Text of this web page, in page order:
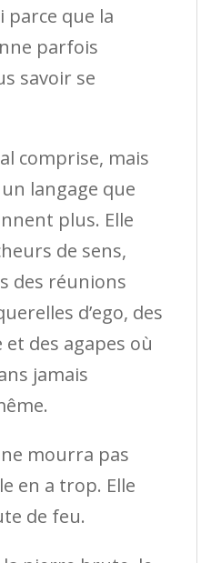
parce que la
parfois
savoir se
comprise, mais
langage que
plus. Elle
de sens,
des réunions
d’ego, des
des agapes où
jamais
mourra pas
en a trop. Elle
de feu.